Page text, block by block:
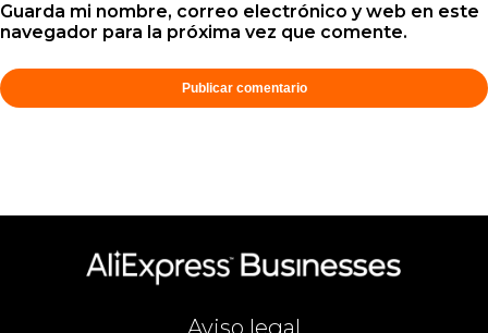
Guarda mi nombre, correo electrónico y web en este
navegador para la próxima vez que comente.
Aviso legal